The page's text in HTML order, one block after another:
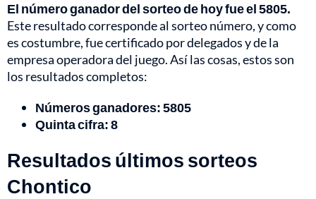
El número ganador del sorteo de hoy fue el 5805.
Este resultado corresponde al sorteo número, y como
es costumbre, fue certificado por delegados y de la
empresa operadora del juego. Así las cosas, estos son
los resultados completos:
Números ganadores: 5805
Quinta cifra: 8
Resultados últimos sorteos
Chontico